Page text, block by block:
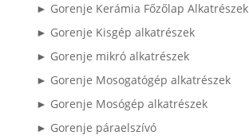
► Gorenje Kerámia Főzőlap Alkatrészek
► Gorenje Kisgép alkatrészek
► Gorenje mikró alkatrészek
► Gorenje Mosogatógép alkatrészek
► Gorenje Mosógép alkatrészek
► Gorenje páraelszívó